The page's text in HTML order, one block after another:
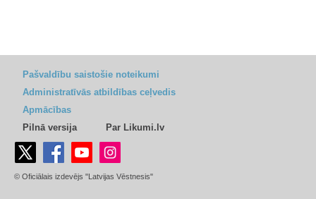
Pašvaldību saistošie noteikumi
Administratīvās atbildības ceļvedis
Apmācības
Pilnā versija
Par Likumi.lv
© Oficiālais izdevējs "Latvijas Vēstnesis"